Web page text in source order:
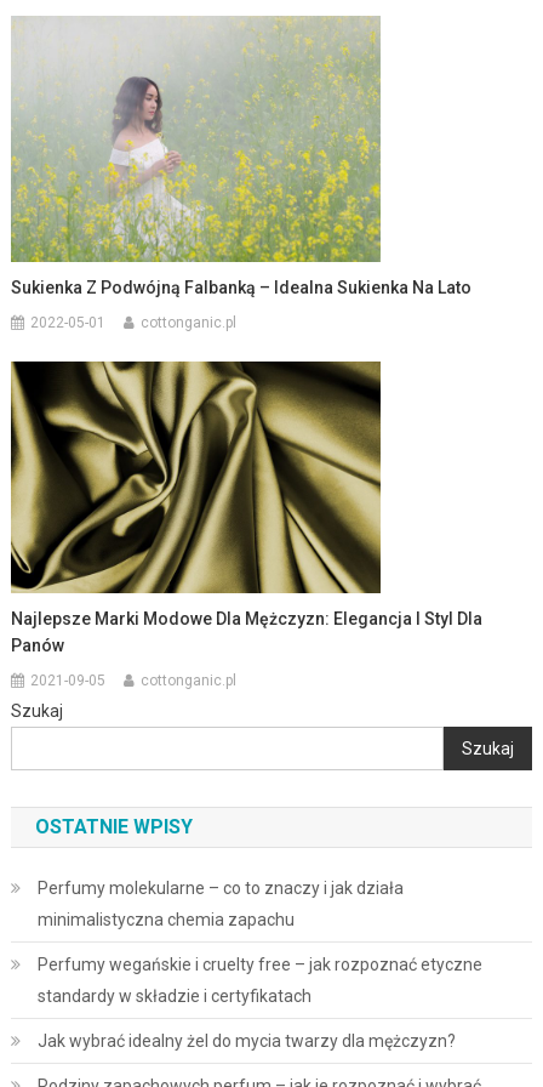
Sukienka Z Podwójną Falbanką – Idealna Sukienka Na Lato
2022-05-01 cottonganic.pl
Najlepsze Marki Modowe Dla Mężczyzn: Elegancja I Styl Dla
Panów
2021-09-05 cottonganic.pl
Szukaj
Szukaj
OSTATNIE WPISY
Perfumy molekularne – co to znaczy i jak działa
minimalistyczna chemia zapachu
Perfumy wegańskie i cruelty free – jak rozpoznać etyczne
standardy w składzie i certyfikatach
Jak wybrać idealny żel do mycia twarzy dla mężczyzn?